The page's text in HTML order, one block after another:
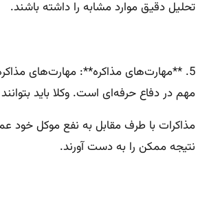
تحلیل دقیق موارد مشابه را داشته باشند.
5. **مهارت‌های مذاکره**: مهارت‌های
مهم در دفاع حرفه‌ای است. وکلا باید
مذاکرات با طرف مقابل به نفع موکل خود
نتیجه ممکن را به دست آورند.